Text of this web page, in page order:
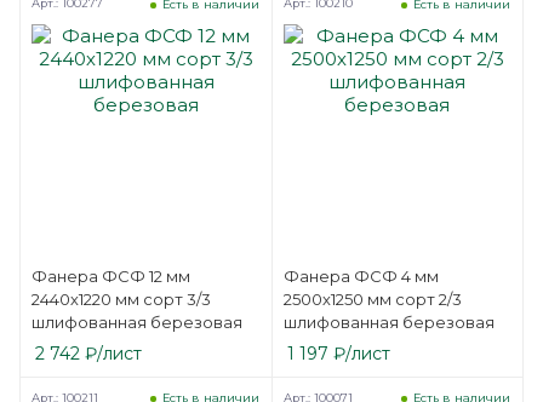
Фанера ФСФ 12 мм
2440х1220 мм сорт 3/3
шлифованная березовая
Есть в наличии
Арт.: 100277
2 742 ₽/лист
Фанера ФСФ 4 мм
2500х1250 мм сорт 2/3
шлифованная березовая
Есть в наличии
Арт.: 100210
1 197 ₽/лист
Есть в наличии
Арт.: 100211 Есть в наличии
Арт.: 100071